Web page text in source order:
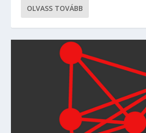
OLVASS TOVÁBB